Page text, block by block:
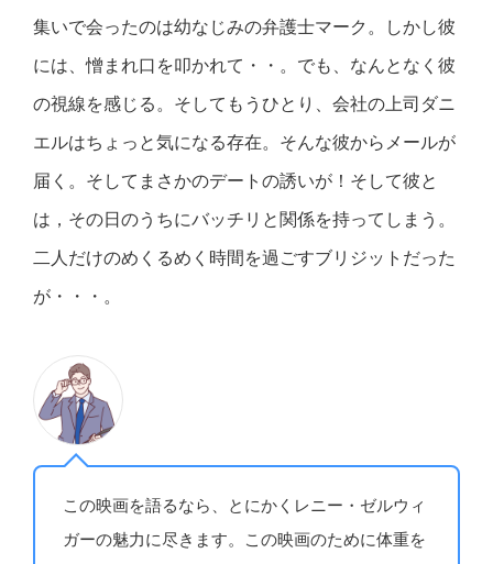
集いで会ったのは幼なじみの弁護士マーク。しかし彼
には、憎まれ口を叩かれて・・。でも、なんとなく彼
の視線を感じる。そしてもうひとり、会社の上司ダニ
エルはちょっと気になる存在。そんな彼からメールが
届く。そしてまさかのデートの誘いが！そして彼と
は，その日のうちにバッチリと関係を持ってしまう。
二人だけのめくるめく時間を過ごすブリジットだった
が・・・。
この映画を語るなら、とにかくレニー・ゼルウィ
ガーの魅力に尽きます。この映画のために体重を